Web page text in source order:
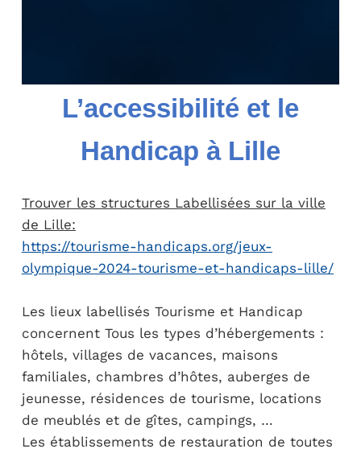
L’accessibilité et le
Handicap à Lille
Trouver les structures Labellisées sur la ville
de Lille:
https://tourisme-handicaps.org/jeux-
olympique-2024-tourisme-et-handicaps-lille/
Les lieux labellisés Tourisme et Handicap
concernent Tous les types d’hébergements :
hôtels, villages de vacances, maisons
familiales, chambres d’hôtes, auberges de
jeunesse, résidences de tourisme, locations
de meublés et de gîtes, campings, …
Les établissements de restauration de toutes